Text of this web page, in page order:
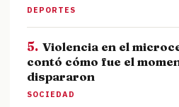
DEPORTES
5. Violencia en el
contó cómo fue el
dispararon
SOCIEDAD